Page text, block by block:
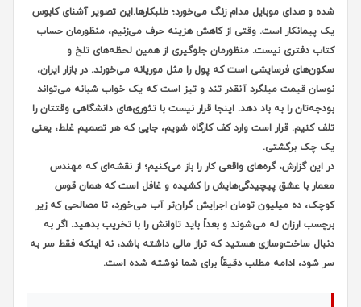
شده و صدای موبایل مدام زنگ می‌خورد؛ طلبکارها.این تصویر آشنای کابوس
یک پیمانکار است. وقتی از کاهش هزینه حرف می‌زنیم، منظورمان حساب
کتاب دفتری نیست. منظورمان جلوگیری از همین لحظه‌های تلخ و
سکون‌های فرسایشی است که پول را مثل موریانه می‌خورند. در بازار ایران،
نوسان قیمت میلگرد آنقدر تند و تیز است که یک خواب شبانه می‌تواند
بودجه‌تان را به باد دهد. اینجا قرار نیست با تئوری‌های دانشگاهی وقتتان را
تلف کنیم. قرار است وارد کف کارگاه شویم، جایی که هر تصمیم غلط، یعنی
یک چک برگشتی.
در این گزارش، گره‌های واقعی کار را باز می‌کنیم؛ از نقشه‌ای که مهندس
معمار با عشق پیچیدگی‌هایش را کشیده و غافل است که همان قوس
کوچک، ده میلیون تومان اجرایش گران‌تر آب می‌خورد، تا مصالحی که زیر
برچسب ارزان له می‌شوند و بعداً باید تاوانش را با تخریب بدهید. اگر به
دنبال ساخت‌وسازی هستید که تراز مالی داشته باشد، نه اینکه فقط سر به
سر شود، ادامه مطلب دقیقاً برای شما نوشته شده است.